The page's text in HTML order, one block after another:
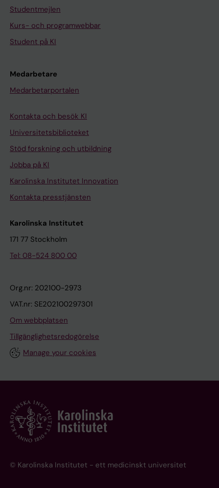
Studentmejlen
Kurs- och programwebbar
Student på KI
Medarbetare
Medarbetarportalen
Kontakta och besök KI
Universitetsbiblioteket
Stöd forskning och utbildning
Jobba på KI
Karolinska Institutet Innovation
Kontakta presstjänsten
Karolinska Institutet
171 77 Stockholm
Tel: 08-524 800 00
Org.nr: 202100-2973
VAT.nr: SE202100297301
Om webbplatsen
Tillgänglighetsredogörelse
Manage your cookies
© Karolinska Institutet - ett medicinskt universitet